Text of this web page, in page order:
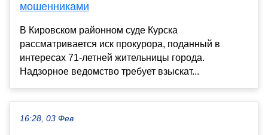
мошенниками
В Кировском районном суде Курска
рассматривается иск прокурора, поданный в
интересах 71-летней жительницы города.
Надзорное ведомство требует взыскат...
16:28, 03 Фев